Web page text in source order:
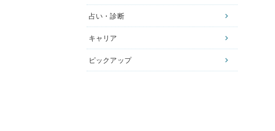
占い・診断
キャリア
ピックアップ